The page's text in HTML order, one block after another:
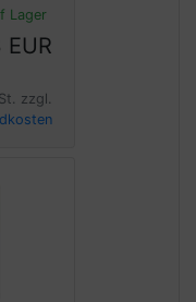
Lager
EUR
zzgl.